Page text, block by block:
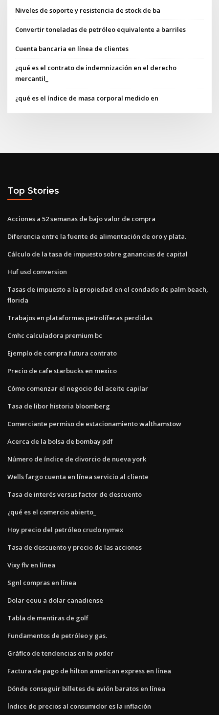
Niveles de soporte y resistencia de stock de ba
Convertir toneladas de petróleo equivalente a barriles
Cuenta bancaria en línea de clientes
¿qué es el contrato de indemnización en el derecho
mercantil_
¿qué es el índice de masa corporal medido en
Top Stories
Acciones a 52 semanas de bajo valor de compra
Diferencia entre la fuente de alimentación de oro y plata.
Cálculo de la tasa de impuesto sobre ganancias de capital
Huf usd conversion
Tasas de impuesto a la propiedad en el condado de palm beach,
florida
Trabajos en plataformas petrolíferas perdidas
Cmhc calculadora premium bc
Ejemplo de compra futura contrato
Precio de cafe starbucks en mexico
Cómo comenzar el negocio del aceite capilar
Tasa de libor historia bloomberg
Comerciante permiso de estacionamiento walthamstow
Acerca de la bolsa de bombay pdf
Número de índice de divorcio de nueva york
Wells fargo cuenta en línea servicio al cliente
Tasa de interés versus factor de descuento
¿qué es el comercio abierto_
Hoy precio del petróleo crudo nymex
Tasa de descuento y precio de las acciones
Vixy flv en línea
Sgnl compras en línea
Dolar eeuu a dolar canadiense
Tabla de mentiras de golf
Fundamentos de petróleo y gas.
Gráfico de tendencias en bi poder
Factura de pago de hilton american express en línea
Dónde conseguir billetes de avión baratos en línea
Índice de precios al consumidor es la inflación